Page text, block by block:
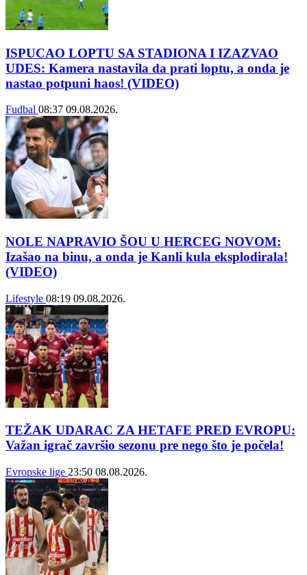
ISPUCAO LOPTU SA STADIONA I IZAZVAO
UDES: Kamera nastavila da prati loptu, a onda je
nastao potpuni haos! (VIDEO)
Fudbal 08:37 09.08.2026.
NOLE NAPRAVIO ŠOU U HERCEG NOVOM:
Izašao na binu, a onda je Kanli kula eksplodirala!
(VIDEO)
Lifestyle 08:19 09.08.2026.
TEŽAK UDARAC ZA HETAFE PRED EVROPU:
Važan igrač završio sezonu pre nego što je počela!
Evropske lige 23:50 08.08.2026.